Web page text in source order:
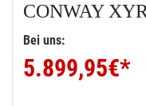
CONWAY
Bei uns:
5.899,95€*